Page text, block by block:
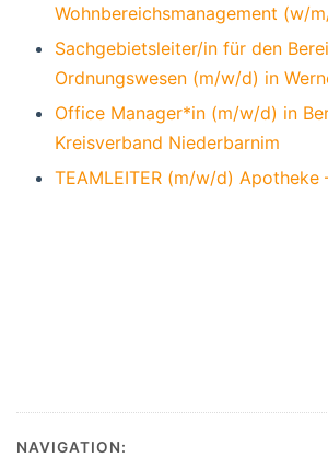
Wohnbereichsmanagement (w/
Sachgebietsleiter/in für den
Ordnungswesen (m/w/d) in
Office Manager*in (m/w/d) in
Kreisverband Niederbarnim
TEAMLEITER (m/w/d) Apotheke
NAVIGATION: